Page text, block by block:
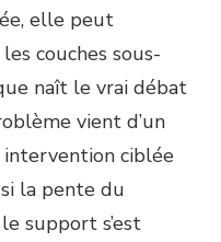
elle peut
couches sous-
naît le vrai débat
vient d’un
intervention ciblée
la pente du
support s’est